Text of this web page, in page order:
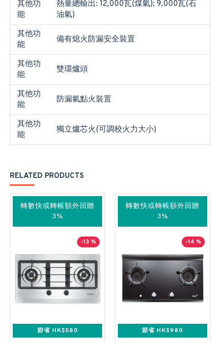
其他功
能
熱量總輸出: 12,000瓦(煤氣); 9,000瓦(石
油氣)
其他功
能
備有熄火防漏安全裝置
其他功
能
雙環爐頭
其他功
能
防漏氣點火裝置
其他功
能
獨立爐芯火(可調校火力大小)
RELATED PRODUCTS
轉數快或轉帳額外回贈
3%
-13 %
節省 HK$580
轉數快或轉帳額外回贈
3%
-14 %
節省 HK$980